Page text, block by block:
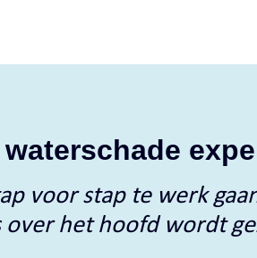
voor stap te werk
het hoofd wordt